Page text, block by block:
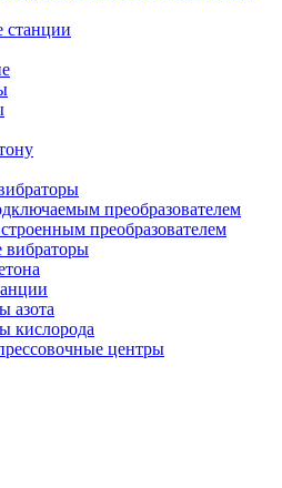
станции
преобразователем
преобразователем
вибраторы
азота
кислорода
центры